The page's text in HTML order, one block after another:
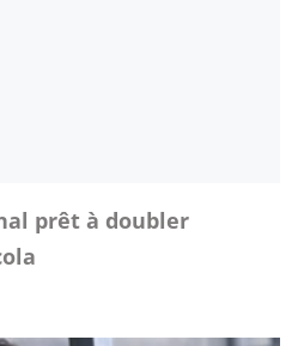
prêt à doubler